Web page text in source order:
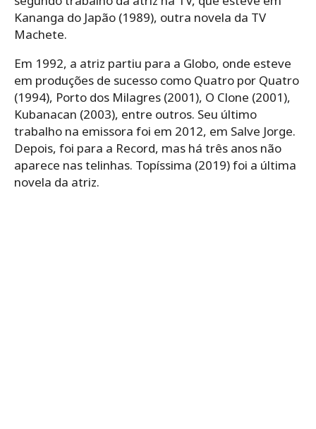
Kananga do Japão (1989), outra novela da TV
Machete.
Em 1992, a atriz partiu para a Globo, onde esteve
em produções de sucesso como Quatro por Quatro
(1994), Porto dos Milagres (2001), O Clone (2001),
Kubanacan (2003), entre outros. Seu último
trabalho na emissora foi em 2012, em Salve Jorge.
Depois, foi para a Record, mas há três anos não
aparece nas telinhas. Topíssima (2019) foi a última
novela da atriz.